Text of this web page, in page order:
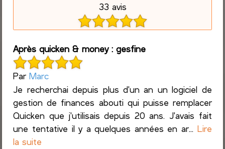
33 avis
Après quicken & money : gesfine
ParMarc
Je recherchai depuis plus d'un an un logiciel de
gestion de finances abouti qui puisse remplacer
Quicken que j'utilisais depuis 20 ans. J'avais fait
une tentative il y a quelques années en ar... Lire
la suite